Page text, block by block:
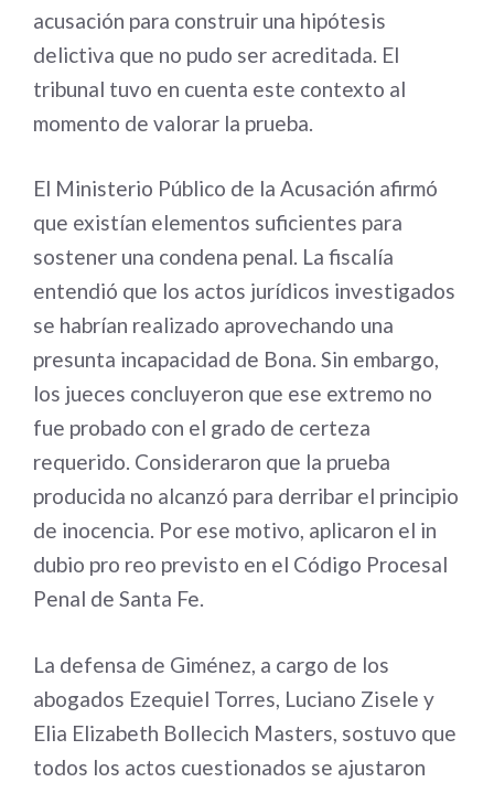
acusación para construir una hipótesis
delictiva que no pudo ser acreditada. El
tribunal tuvo en cuenta este contexto al
momento de valorar la prueba.
El Ministerio Público de la Acusación afirmó
que existían elementos suficientes para
sostener una condena penal. La fiscalía
entendió que los actos jurídicos investigados
se habrían realizado aprovechando una
presunta incapacidad de Bona. Sin embargo,
los jueces concluyeron que ese extremo no
fue probado con el grado de certeza
requerido. Consideraron que la prueba
producida no alcanzó para derribar el principio
de inocencia. Por ese motivo, aplicaron el in
dubio pro reo previsto en el Código Procesal
Penal de Santa Fe.
La defensa de Giménez, a cargo de los
abogados Ezequiel Torres, Luciano Zisele y
Elia Elizabeth Bollecich Masters, sostuvo que
todos los actos cuestionados se ajustaron